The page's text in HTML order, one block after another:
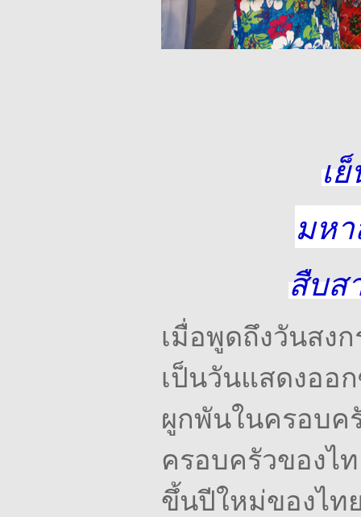
เ
มห
สืบส
เมื่อพูดถึงวันสง
เป็นวันแสดงอ
ผูกพันในครอบค
ครอบครัวของไ
ขึ้นปีใหม่ของไท